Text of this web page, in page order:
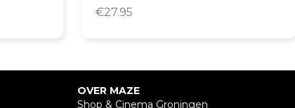
€27.95
OVER MAZE
Shop & Cinema Groningen